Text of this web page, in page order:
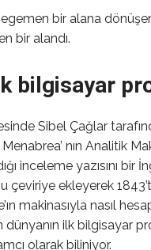
bir alana dönüşen
bir alandı.
bilgisayar
Sibel Çağlar
nın Analitik
inceleme yazısını
çeviriye ekleyerek
makinasıyla nasıl
dünyanın ilk bilgisayar
olarak biliniyor.